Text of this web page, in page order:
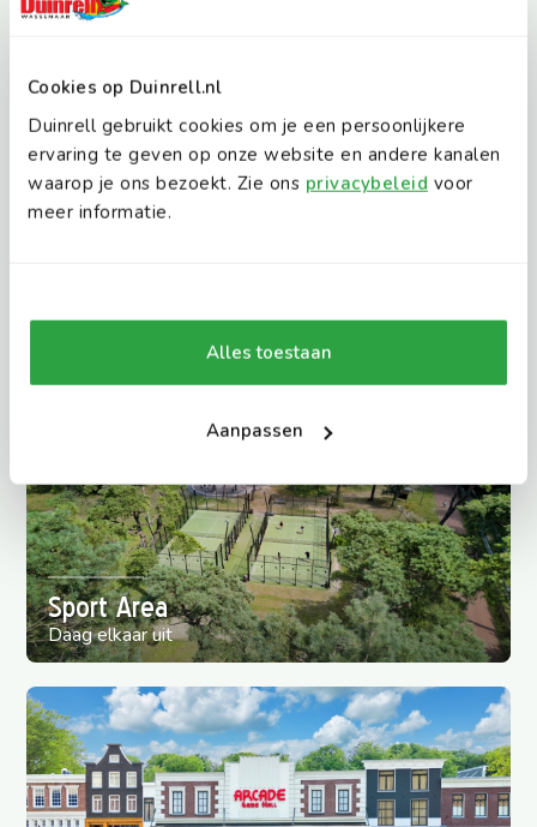
Cookies op Duinrell.nl
Duinrell gebruikt cookies om je een persoonlijkere
ervaring te geven op onze website en andere kanalen
waarop je ons bezoekt. Zie ons privacybeleid voor
meer informatie.
Alles toestaan
Aanpassen
Tikibad
Attractiepark
Meer dan 40 attracties
Sport Area
Daag elkaar uit